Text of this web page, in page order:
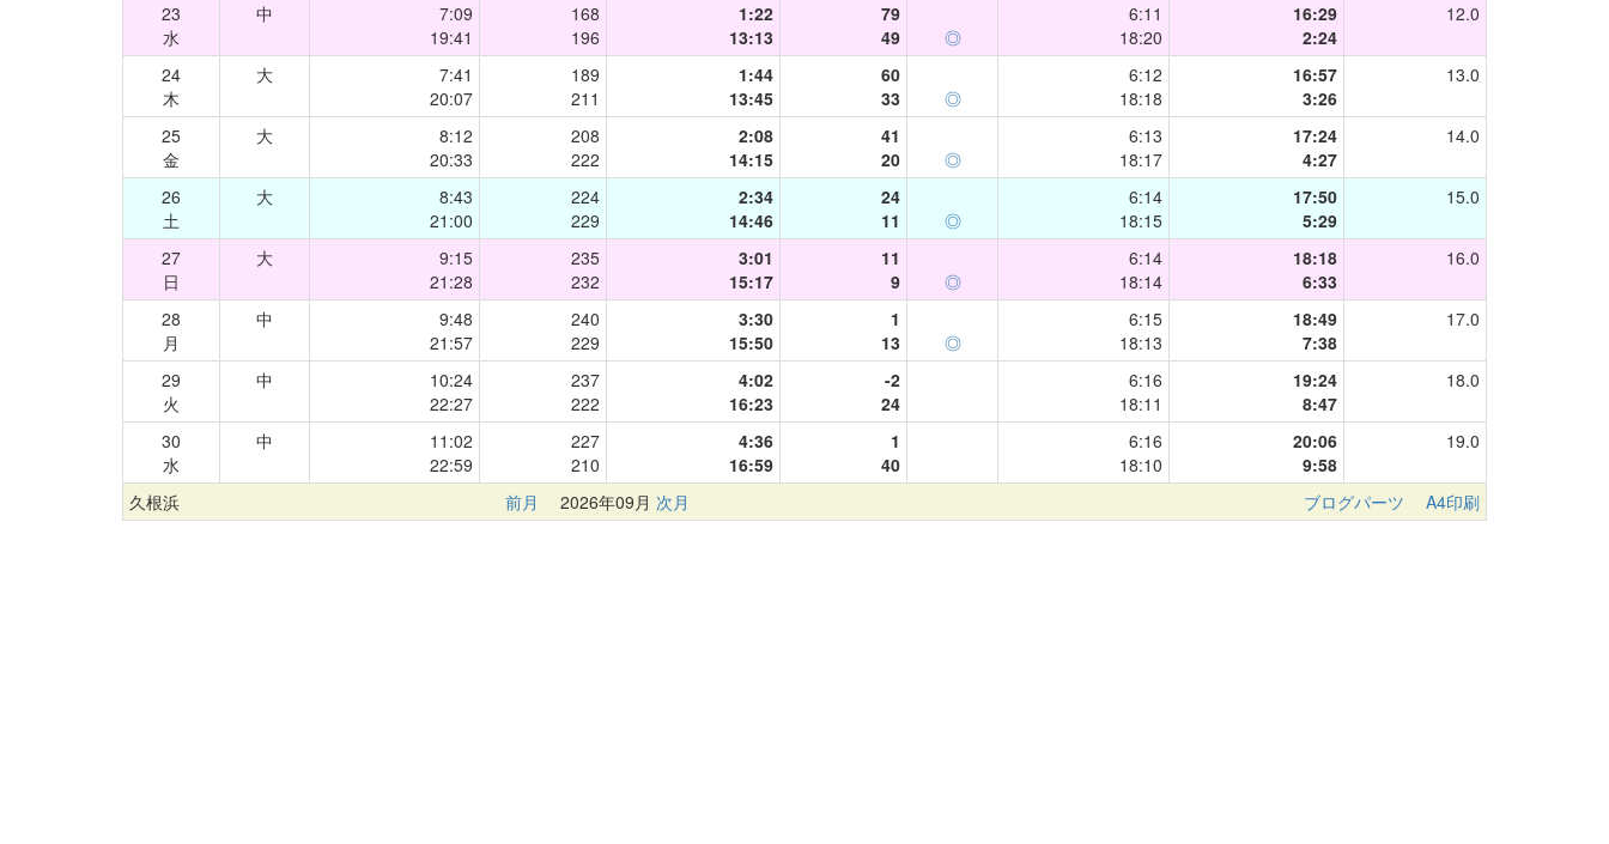
23
水
中
7:09
19:41
168
196
1:22
13:13
79
49
◎
6:11
18:20
16:29
2:24
12.0
24
木
大
7:41
20:07
189
211
1:44
13:45
60
33
◎
6:12
18:18
16:57
3:26
13.0
25
金
大
8:12
20:33
208
222
2:08
14:15
41
20
◎
6:13
18:17
17:24
4:27
14.0
26
土
大
8:43
21:00
224
229
2:34
14:46
24
11
◎
6:14
18:15
17:50
5:29
15.0
27
日
大
9:15
21:28
235
232
3:01
15:17
11
9
◎
6:14
18:14
18:18
6:33
16.0
28
月
中
9:48
21:57
240
229
3:30
15:50
1
13
◎
6:15
18:13
18:49
7:38
17.0
29
火
中
10:24
22:27
237
222
4:02
16:23
-2
24
6:16
18:11
19:24
8:47
18.0
30
水
中
11:02
22:59
227
210
4:36
16:59
1
40
6:16
18:10
20:06
9:58
19.0
久根浜 前月 2026年09月 次月 ブログパーツ A4印刷